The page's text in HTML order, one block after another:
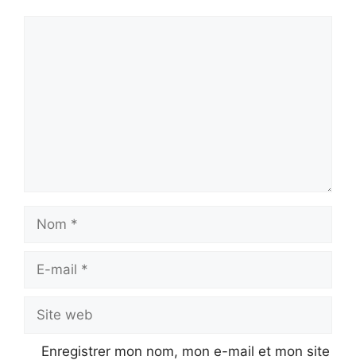
mail
web
Enregistrer mon nom, mon e-mail et mon site